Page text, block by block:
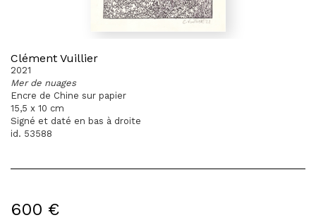
Clément Vuillier
2021
Mer de nuages
Encre de Chine sur papier
15,5 x 10 cm
Signé et daté en bas à droite
id. 53588
600 €